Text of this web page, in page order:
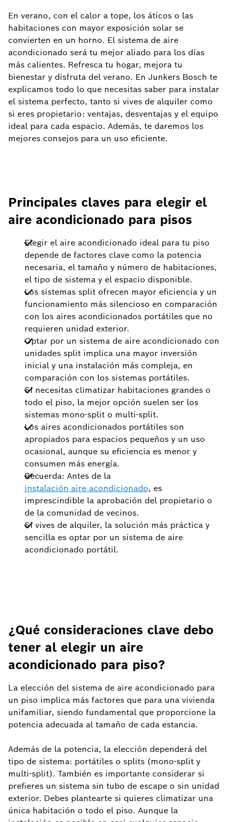
En verano, con el calor a tope, los áticos o las
habitaciones con mayor exposición solar se
convierten en un horno. El sistema de aire
acondicionado será tu mejor aliado para los días
más calientes. Refresca tu hogar, mejora tu
bienestar y disfruta del verano. En Junkers Bosch te
explicamos todo lo que necesitas saber para instalar
el sistema perfecto, tanto si vives de alquiler como
si eres propietario: ventajas, desventajas y el equipo
ideal para cada espacio. Además, te daremos los
mejores consejos para un uso eficiente.
Principales claves para elegir el
aire acondicionado para pisos
Elegir el aire acondicionado ideal para tu piso
depende de factores clave como la potencia
necesaria, el tamaño y número de habitaciones,
el tipo de sistema y el espacio disponible.
Los sistemas split ofrecen mayor eficiencia y un
funcionamiento más silencioso en comparación
con los aires acondicionados portátiles que no
requieren unidad exterior.
Optar por un sistema de aire acondicionado con
unidades split implica una mayor inversión
inicial y una instalación más compleja, en
comparación con los sistemas portátiles.
Si necesitas climatizar habitaciones grandes o
todo el piso, la mejor opción suelen ser los
sistemas mono-split o multi-split.
Los aires acondicionados portátiles son
apropiados para espacios pequeños y un uso
ocasional, aunque su eficiencia es menor y
consumen más energía.
Recuerda: Antes de la
instalación aire acondicionado, es
imprescindible la aprobación del propietario o
de la comunidad de vecinos.
Si vives de alquiler, la solución más práctica y
sencilla es optar por un sistema de aire
acondicionado portátil.
¿Qué consideraciones clave debo
tener al elegir un aire
acondicionado para piso?
La elección del sistema de aire acondicionado para
un piso implica más factores que para una vivienda
unifamiliar, siendo fundamental que proporcione la
potencia adecuada al tamaño de cada estancia.
Además de la potencia, la elección dependerá del
tipo de sistema: portátiles o splits (mono-split y
multi-split). También es importante considerar si
prefieres un sistema sin tubo de escape o sin unidad
exterior. Debes plantearte si quieres climatizar una
única habitación o todo el piso. Aunque la